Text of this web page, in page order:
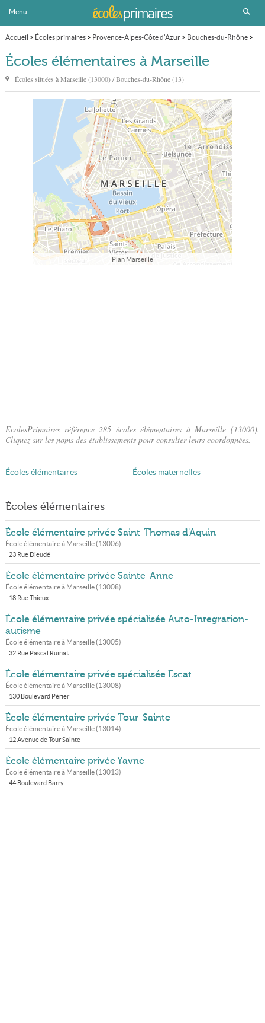
Menu
Accueil > Écoles primaires> Provence-Alpes-Côte d'Azur> Bouches-du-Rhône>
Marseille École élémentaire >Page 3
Écoles élémentaires à Marseille
Écoles situées àMarseille(13000) / Bouches-du-Rhône (13)
Plan Marseille
EcolesPrimaires référence 285 écoles élémentaires à Marseille (13000).
Cliquez sur les noms des établissements pour consulter leurs coordonnées.
Écoles élémentaires Écoles maternelles
Écoles élémentaires
École élémentaire privée Saint-Thomas d'Aquin
École élémentaire à Marseille(13006)
23 Rue Dieudé
École élémentaire privée Sainte-Anne
École élémentaire à Marseille(13008)
18 Rue Thieux
École élémentaire privée spécialisée Auto-Integration-
autisme
École élémentaire à Marseille(13005)
32 Rue Pascal Ruinat
École élémentaire privée spécialisée Escat
École élémentaire à Marseille(13008)
130 Boulevard Périer
École élémentaire privée Tour-Sainte
École élémentaire à Marseille(13014)
12 Avenue de Tour Sainte
École élémentaire privée Yavne
École élémentaire à Marseille(13013)
44 Boulevard Barry